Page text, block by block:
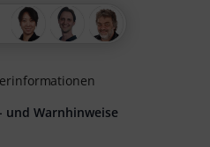
und Warnhinweise